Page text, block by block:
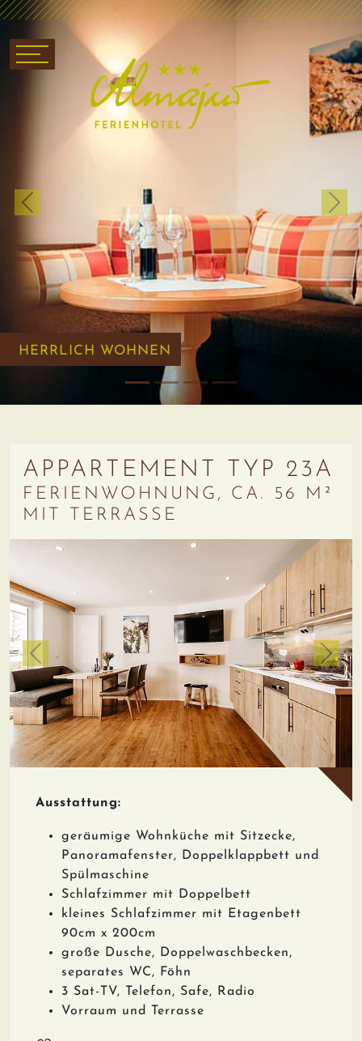
HERRLICH WOHNEN
Previous Next
APPARTEMENT TYP 23A
FERIENWOHNUNG, CA. 56 M²
MIT TERRASSE
zurück weiter
Ausstattung:
geräumige Wohnküche mit Sitzecke,
Panoramafenster, Doppelklappbett und
Spülmaschine
Schlafzimmer mit Doppelbett
kleines Schlafzimmer mit Etagenbett
90cm x 200cm
große Dusche, Doppelwaschbecken,
separates WC, Föhn
3 Sat-TV, Telefon, Safe, Radio
Vorraum und Terrasse